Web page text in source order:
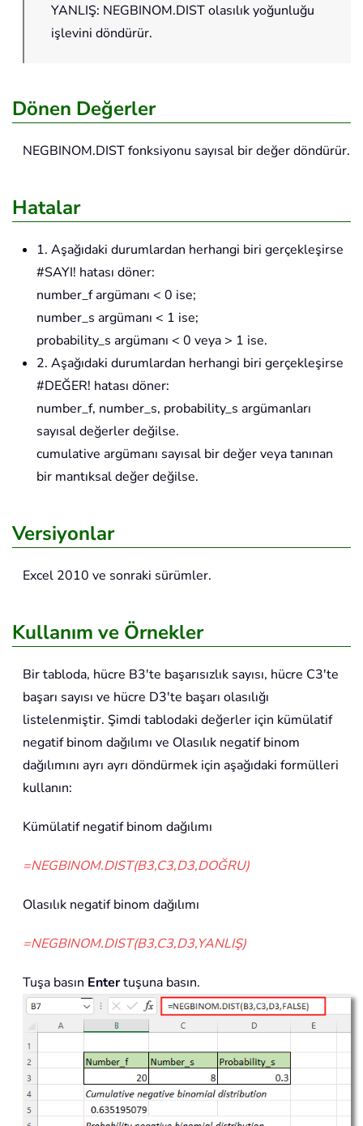
YANLIŞ: NEGBINOM.DIST olasılık yoğunluğu
işlevini döndürür.
Dönen Değerler
NEGBINOM.DIST fonksiyonu sayısal bir değer döndürür.
Hatalar
1. Aşağıdaki durumlardan herhangi biri gerçekleşirse
#SAYI! hatası döner:
number_f argümanı < 0 ise;
number_s argümanı < 1 ise;
probability_s argümanı < 0 veya > 1 ise.
2. Aşağıdaki durumlardan herhangi biri gerçekleşirse
#DEĞER! hatası döner:
number_f, number_s, probability_s argümanları
sayısal değerler değilse.
cumulative argümanı sayısal bir değer veya tanınan
bir mantıksal değer değilse.
Versiyonlar
Excel 2010 ve sonraki sürümler.
Kullanım ve Örnekler
Bir tabloda, hücre B3'te başarısızlık sayısı, hücre C3'te
başarı sayısı ve hücre D3'te başarı olasılığı
listelenmiştir. Şimdi tablodaki değerler için kümülatif
negatif binom dağılımı ve Olasılık negatif binom
dağılımını ayrı ayrı döndürmek için aşağıdaki formülleri
kullanın:
Kümülatif negatif binom dağılımı
=NEGBINOM.DIST(B3,C3,D3,DOĞRU)
Olasılık negatif binom dağılımı
=NEGBINOM.DIST(B3,C3,D3,YANLIŞ)
Tuşa basın Entertuşuna basın.